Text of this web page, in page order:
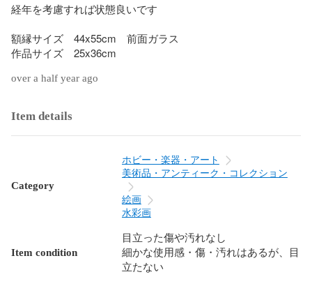
経年を考慮すれば状態良いです
額縁サイズ　44x55cm　前面ガラス
作品サイズ　25x36cm
over a half year ago
Item details
Category
ホビー・楽器・アート
美術品・アンティーク・コレクション
絵画
水彩画
Item condition
目立った傷や汚れなし
細かな使用感・傷・汚れはあるが、目
立たない